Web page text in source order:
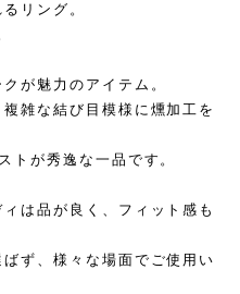
リング。
が魅力のアイテム。
雑な結び目模様に燻加工を
トが秀逸な一品です。
は品が良く、フィット感も
ず、様々な場面でご使用い